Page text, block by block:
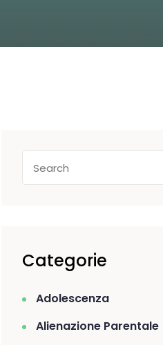
Categorie
Adolescenza
Alienazione Parentale